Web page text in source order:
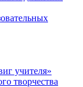
учителя»
творчества